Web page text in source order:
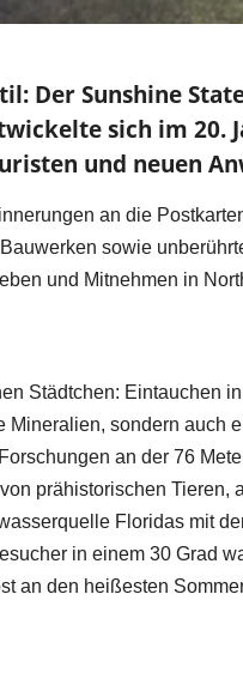
Der Sunshine
sich im 20.
und neuen
an die
sowie
und Mitnehmen in
Städtchen: Eintauchen
Mineralien, sondern auch
an der 76
prähistorischen Tieren,
Floridas mit
in einem 30 Grad
an den heißesten